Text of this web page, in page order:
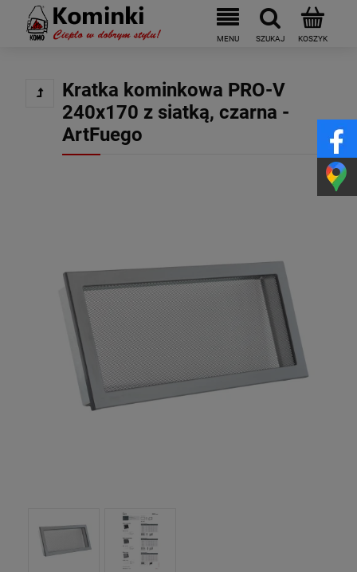
Kratka kominkowa PRO-V
240x170 z siatką, czarna -
ArtFuego